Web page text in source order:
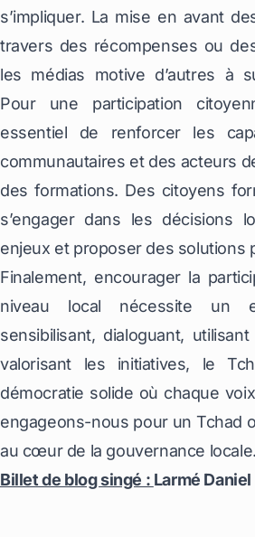
s’impliquer. La mise en avant
travers des récompenses ou
les médias motive d’autres à
Pour une participation
essentiel de renforcer les
communautaires et des acteurs
des formations. Des citoyens
s’engager dans les décisions
enjeux et proposer des solutions
Finalement, encourager la
niveau local nécessite un
sensibilisant, dialoguant,
valorisant les initiatives, le
démocratie solide où chaque
engageons-nous pour un Tchad
au cœur de la gouvernance locale.
Billet de blog singé : Larmé Daniel